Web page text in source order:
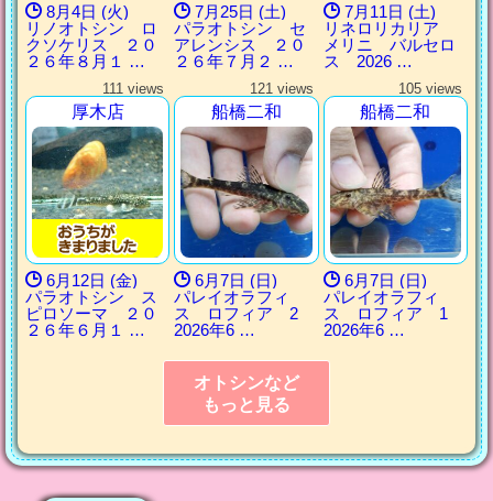
8月4日 (火)
リノオトシン ロ
クソケリス ２０
２６年８月１ …
7月25日 (土)
パラオトシン セ
アレンシス ２０
２６年７月２ …
7月11日 (土)
リネロリカリア
メリニ バルセロ
ス 2026 …
111 views
厚木店
6月12日 (金)
パラオトシン ス
ピロソーマ ２０
２６年６月１ …
121 views
船橋二和
6月7日 (日)
パレイオラフィ
ス ロフィア 2
2026年6 …
105 views
船橋二和
6月7日 (日)
パレイオラフィ
ス ロフィア 1
2026年6 …
オトシンなど
もっと見る